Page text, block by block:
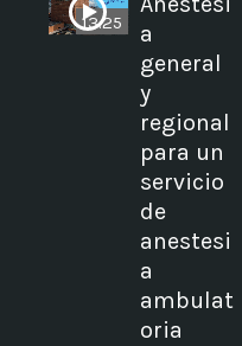
13:25
a
general
y
regional
para un
servicio
de
anestesi
a
ambulat
oria